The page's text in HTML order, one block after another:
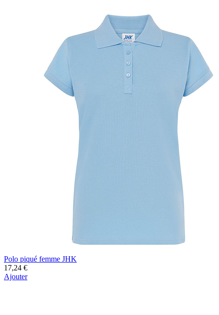
Polo piqué femme JHK
17,24 €
Ajouter